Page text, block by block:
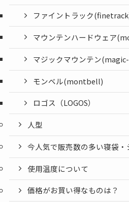
ファイントラック
マウンテンハードウェア
マジックマウンテン
モンベル(montbell)
ロゴス（LOGOS）
人型
今人気で販売数の多い寝袋・
使用温度について
価格がお買い得なものは？